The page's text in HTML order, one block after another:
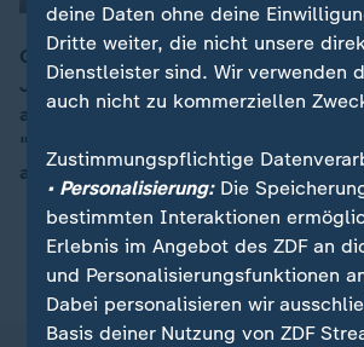
00:04
Groß geworden im damals
Jugoslawien, später als Sängerin und
auf internationalen Bühnen zu Hause.
"Nur nicht aus Liebe weinen" erzählt
anderem aus ihrem bewegten Leben.
deine Daten ohne deine
Dritte weiter, die nicht unsere
Dienstleister sind. Wir verwenden
auch nicht zu kommerziellen
Zustimmungspflichtige
• Personalisierung:Die
bestimmten Interaktionen
Erlebnis im Angebot des ZDF an
und Personalisierungsfunktionen
Dabei personalisieren wir
Basis deiner Nutzung von ZDF